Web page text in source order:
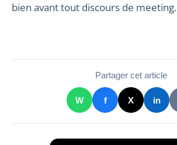
bien avant tout discours de meeting.
Partager cet article
W f X in